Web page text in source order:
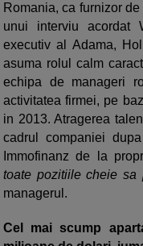
Romania, ca furnizor
unui interviu acordat
executiv al Adama,
asuma rolul calm
echipa de manageri
activitatea firmei, pe
in 2013. Atragerea
cadrul companiei
Immofinanz de la
toate pozitiile cheie sa
managerul.
Cel mai scump